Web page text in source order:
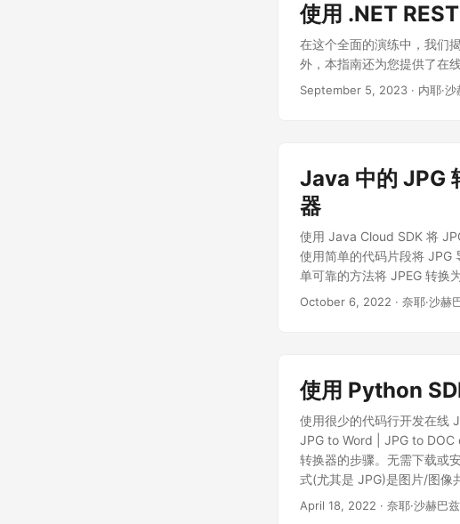
使用 .NET
在这个全面的演练中，我们
外，本指南还为您提供了在
September 5, 2023 · 内耶·
Java 中的 JPG
器
使用 Java Cloud SDK 将
使用简单的代码片段将 JPG
单可靠的方法将 JPEG 转换
October 6, 2022 · 奈耶·沙赫
使用 Python
使用很少的代码行开发在线
JPG to Word | JPG to DOC
转换器的步骤。无需下载或
式(尤其是 JPG)是图片/图像
法，特别是对于那些由数字
April 18, 2022 · 奈耶·沙赫巴